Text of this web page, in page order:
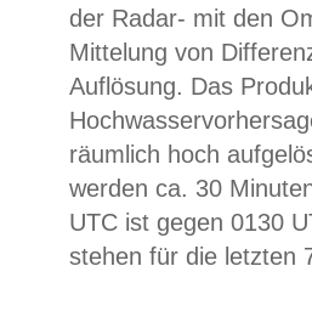
der Radar- mit den
Mittelung von
Auflösung. Das
räumlich hoch
werden ca. 30
UTC ist gegen 0130
stehen für die letzten